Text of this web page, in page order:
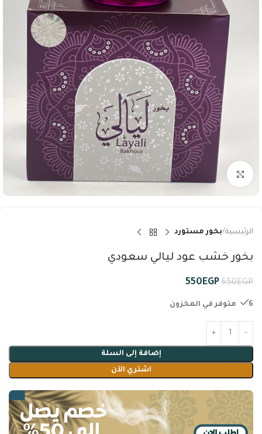
Click to enlarge
الرئيسية بخور مستورد
بخور خشب عود ليالي سعودي
650EGP
550EGP
6 متوفر في المخزون
إضافة إلى السلة
اشتري الآن